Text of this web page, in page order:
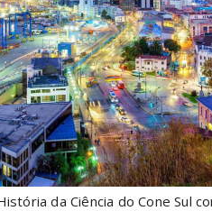
da Ciência do Cone Sul